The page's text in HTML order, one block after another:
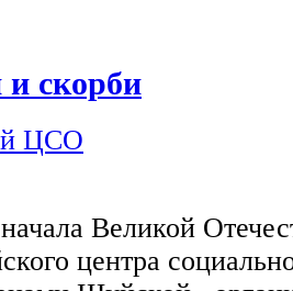
скорби
ЦСО
Великой
центра